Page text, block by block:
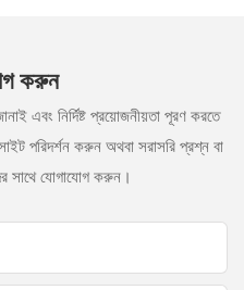
করুন
এবং নির্দিষ্ট প্রয়োজনীয়তা পূরণ করতে
পরিদর্শন করুন অথবা সরাসরি প্রশ্ন বা
সাথে যোগাযোগ করুন।